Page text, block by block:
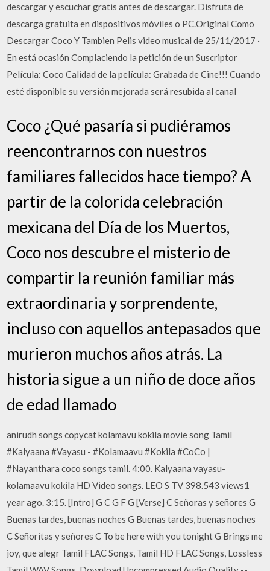
descargar y escuchar gratis antes de descargar. Disfruta de
descarga gratuita en dispositivos móviles o PC.Original Como
Descargar Coco Y Tambien Pelis video musical de 25/11/2017 ·
En está ocasión Complaciendo la petición de un Suscriptor
Película: Coco Calidad de la película: Grabada de Cine!!! Cuando
esté disponible su versión mejorada será resubida al canal
Coco ¿Qué pasaría si pudiéramos
reencontrarnos con nuestros
familiares fallecidos hace tiempo? A
partir de la colorida celebración
mexicana del Día de los Muertos,
Coco nos descubre el misterio de
compartir la reunión familiar más
extraordinaria y sorprendente,
incluso con aquellos antepasados que
murieron muchos años atrás. La
historia sigue a un niño de doce años
de edad llamado
anirudh songs copycat kolamavu kokila movie song Tamil
#Kalyaana #Vayasu - #Kolamaavu #Kokila #CoCo |
#Nayanthara coco songs tamil. 4:00. Kalyaana vayasu-
kolamaavu kokila HD Video songs. LEO S TV 398.543 views1
year ago. 3:15. [Intro] G C G F G [Verse] C Señoras y señores G
Buenas tardes, buenas noches G Buenas tardes, buenas noches
C Señoritas y señores C To be here with you tonight G Brings me
joy, que alegr Tamil FLAC Songs, Tamil HD FLAC Songs, Lossless